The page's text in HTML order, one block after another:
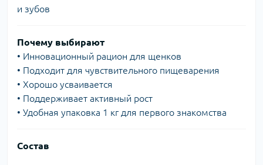
и зубов
Почему выбирают
• Инновационный рацион для щенков
• Подходит для чувствительного пищеварения
• Хорошо усваивается
• Поддерживает активный рост
• Удобная упаковка 1 кг для первого знакомства
Состав